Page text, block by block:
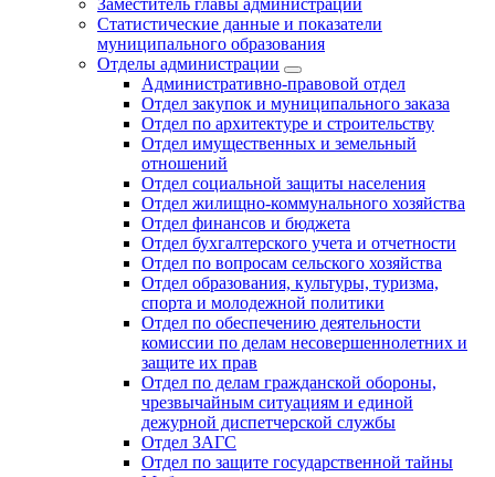
Заместитель главы администрации
Статистические данные и показатели
муниципального образования
Отделы администрации
Административно-правовой отдел
Отдел закупок и муниципального заказа
Отдел по архитектуре и строительству
Отдел имущественных и земельный
отношений
Отдел социальной защиты населения
Отдел жилищно-коммунального хозяйства
Отдел финансов и бюджета
Отдел бухгалтерского учета и отчетности
Отдел по вопросам сельского хозяйства
Отдел образования, культуры, туризма,
спорта и молодежной политики
Отдел по обеспечению деятельности
комиссии по делам несовершеннолетних и
защите их прав
Отдел по делам гражданской обороны,
чрезвычайным ситуациям и единой
дежурной диспетчерской службы
Отдел ЗАГС
Отдел по защите государственной тайны